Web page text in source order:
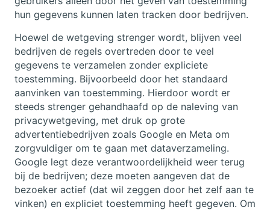
hun gegevens kunnen laten tracken door bedrijven.
Hoewel de wetgeving strenger wordt, blijven veel
bedrijven de regels overtreden door te veel
gegevens te verzamelen zonder expliciete
toestemming. Bijvoorbeeld door het standaard
aanvinken van toestemming. Hierdoor wordt er
steeds strenger gehandhaafd op de naleving van
privacywetgeving, met druk op grote
advertentiebedrijven zoals Google en Meta om
zorgvuldiger om te gaan met dataverzameling.
Google legt deze verantwoordelijkheid weer terug
bij de bedrijven; deze moeten aangeven dat de
bezoeker actief (dat wil zeggen door het zelf aan te
vinken) en expliciet toestemming heeft gegeven. Om